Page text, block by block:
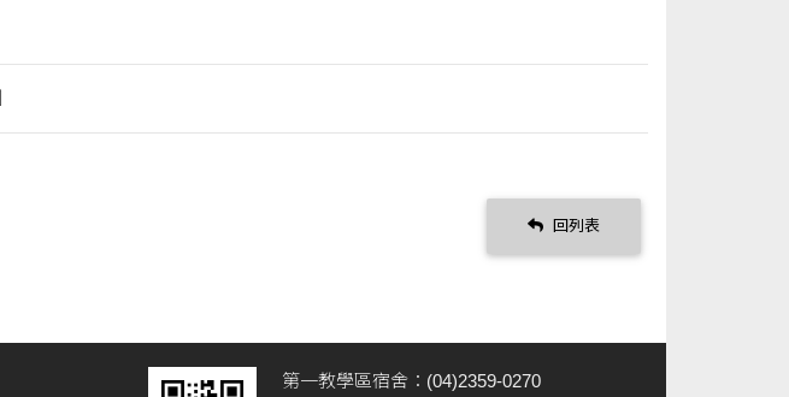
回列表
第一教學區宿舍：(04)2359-0270